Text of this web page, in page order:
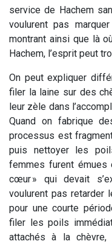
service de Hachem
voulurent pas
montrant ainsi que là
Hachem, l’esprit peut
On peut expliquer
filer la laine sur des
leur zèle dans
Quand on fabrique
processus est
puis nettoyer les
femmes furent émues
cœur » qui devait
voulurent pas retarder
pour une courte
filer les poils
attachés à la chèvre,